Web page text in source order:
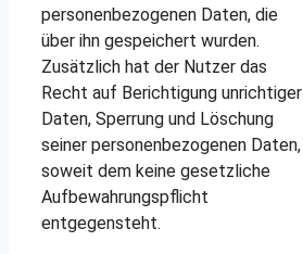
personenbezogenen Daten, die
über ihn gespeichert wurden.
Zusätzlich hat der Nutzer das
Recht auf Berichtigung unrichtiger
Daten, Sperrung und Löschung
seiner personenbezogenen Daten,
soweit dem keine gesetzliche
Aufbewahrungspflicht
entgegensteht.